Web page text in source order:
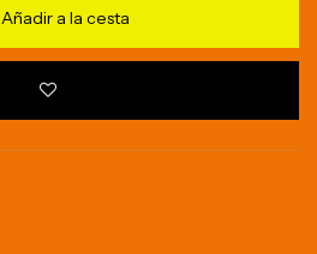
Añadir a la cesta